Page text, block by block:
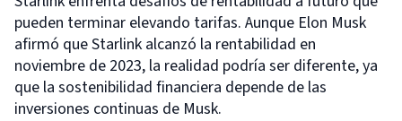
pueden terminar elevando tarifas. Aunque Elon Musk
afirmó que Starlink alcanzó la rentabilidad en
noviembre de 2023, la realidad podría ser diferente, ya
que la sostenibilidad financiera depende de las
inversiones continuas de Musk.